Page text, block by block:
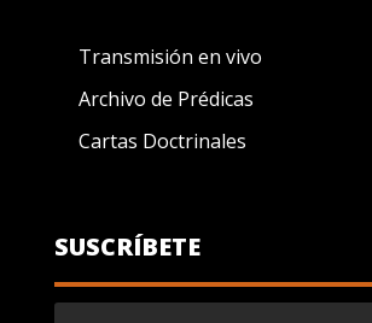
Transmisión en vivo
Archivo de Prédicas
Cartas Doctrinales
SUSCRÍBETE